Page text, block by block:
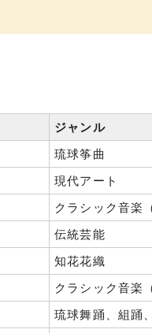
ジャンル
琉球筝曲
現代アート
クラシック音楽
伝統芸能
知花花織
クラシック音楽
琉球舞踊、組踊